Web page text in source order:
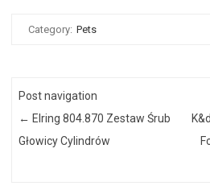
Category: Pets
Post navigation
← Elring 804.870 Zestaw Śrub
Głowicy Cylindrów